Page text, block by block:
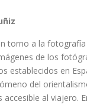
torno a la
de los
establecidos en
del
al viajero.